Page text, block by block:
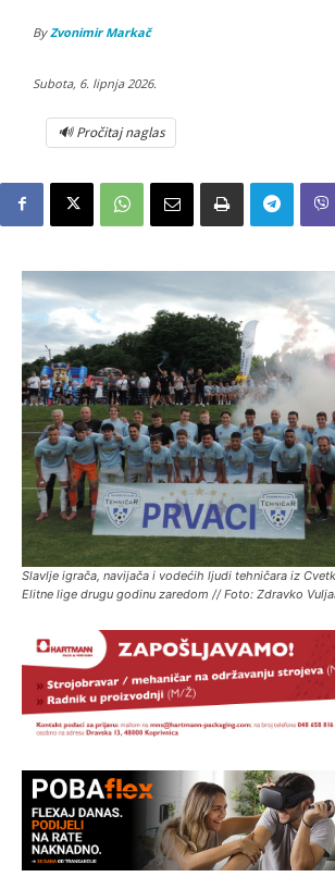
By Zvonimir Markač
Subota, 6. lipnja 2026.
🔊 Pročitaj naglas
Slavlje igrača, navijača i vodećih ljudi tehničara iz
Elitne lige drugu godinu zaredom // Foto: Zdravko